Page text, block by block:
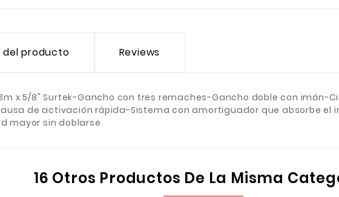
del producto Reviews
x 5/8" Surtek-Gancho con tres remaches-Gancho doble con imán-
de activación rápida-Sistema con amortiguador que absorbe el
mayor sin doblarse
16 Otros Productos De La Misma